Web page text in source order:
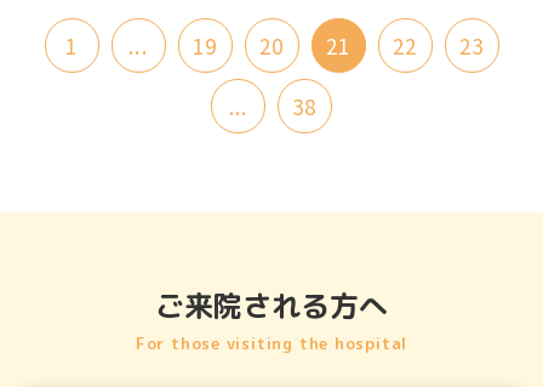
1 ... 19 20 21 22
23
...
38
ご来院される方へ
For those visiting the hospital